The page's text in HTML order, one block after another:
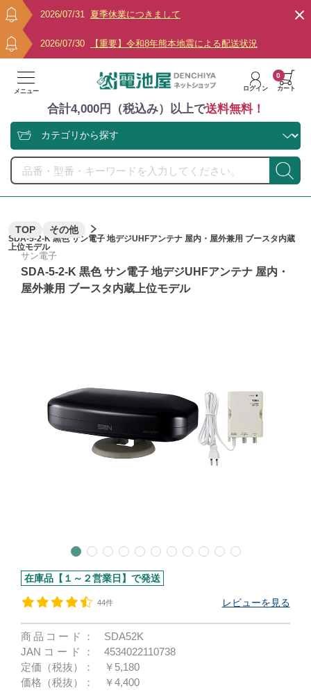
2026/07/31 夏季休業につきまして
2026/07/30 【重要】令和8年熊本地震による配送状況
メニュー ログイン カート
0
合計4,000円（税込み）以上で送料無料！
TOP その他
SDA-5-2-K 黒色 サン電子 地デジUHFアンテナ 屋内・屋外兼用 ブースタ内蔵
上位モデル
サン電子
SDA-5-2-K 黒色 サン電子 地デジUHFアンテナ 屋内・
屋外兼用 ブースタ内蔵上位モデル
在庫品【１～２営業日】で発送
44件 レビューを見る
商品コード：
SDA52K
JANコード：
4534022110738
定価（税抜）：
￥5,180
価格（税抜）：
￥4,400